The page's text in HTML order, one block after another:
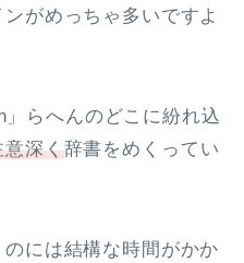
がめっちゃ多いですよ
らへんのどこに紛れ込
意深く辞書をめくってい
には結構な時間がかか